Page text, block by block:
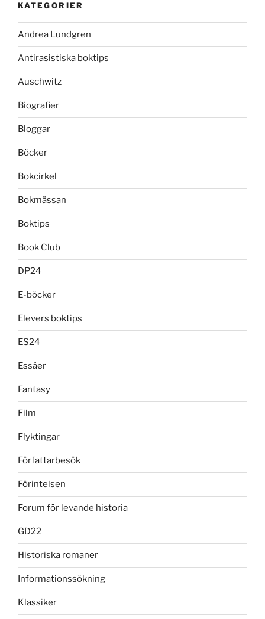
KATEGORIER
Andrea Lundgren
Antirasistiska boktips
Auschwitz
Biografier
Bloggar
Böcker
Bokcirkel
Bokmässan
Boktips
Book Club
DP24
E-böcker
Elevers boktips
ES24
Essäer
Fantasy
Film
Flyktingar
Författarbesök
Förintelsen
Forum för levande historia
GD22
Historiska romaner
Informationssökning
Klassiker